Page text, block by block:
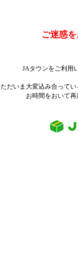
ご迷惑
JAタウンをご利用
ただいま大変込み合って
お時間をおいて